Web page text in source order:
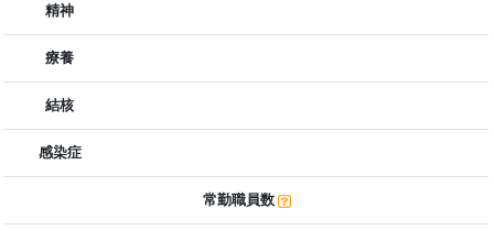
精神
療養
結核
感染症
常勤職員数